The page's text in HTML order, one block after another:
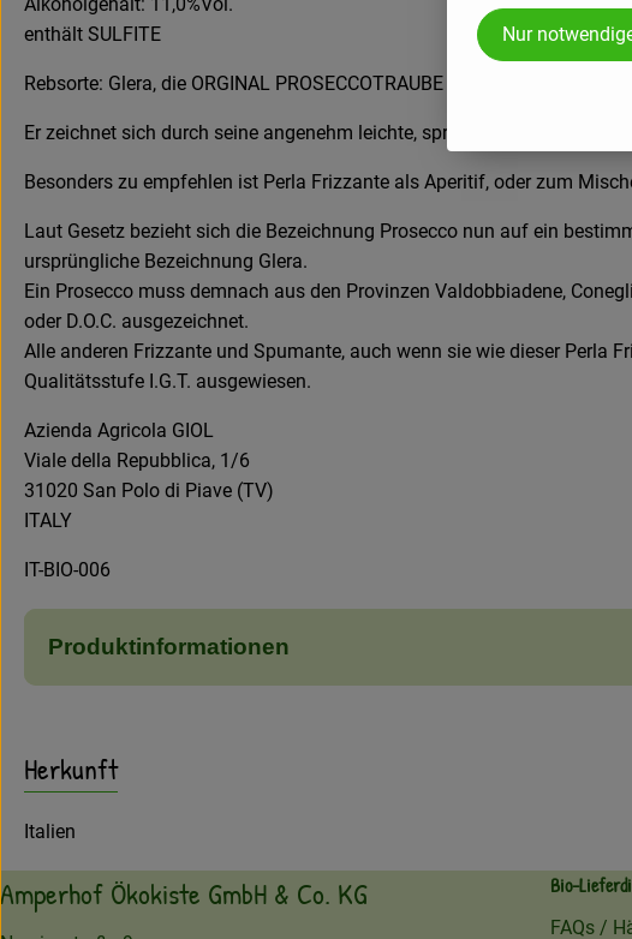
enthält SULFITE
Rebsorte: Glera, die ORGINAL PROSECCOTRAUBE
Er zeichnet sich durch seine angenehm leichte, spritzige Art aus und
Besonders zu empfehlen ist Perla Frizzante als Aperitif, oder zum
Laut Gesetz bezieht sich die Bezeichnung Prosecco nun auf ein
ursprüngliche Bezeichnung Glera.
Ein Prosecco muss demnach aus den Provinzen Valdobbiadene,
oder D.O.C. ausgezeichnet.
Alle anderen Frizzante und Spumante, auch wenn sie wie dieser Perla
Qualitätsstufe I.G.T. ausgewiesen.
Azienda Agricola GIOL
Viale della Repubblica, 1/6
31020 San Polo di Piave (TV)
ITALY
IT-BIO-006
Produktinformationen
Herkunft
Italien
Amperhof Ökokiste GmbH & Co. KG Bio-
FAQs /
Nur